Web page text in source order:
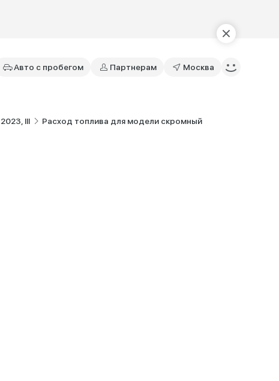
Авто с пробегом Партнерам Москва
III Расход топлива для модели скромный